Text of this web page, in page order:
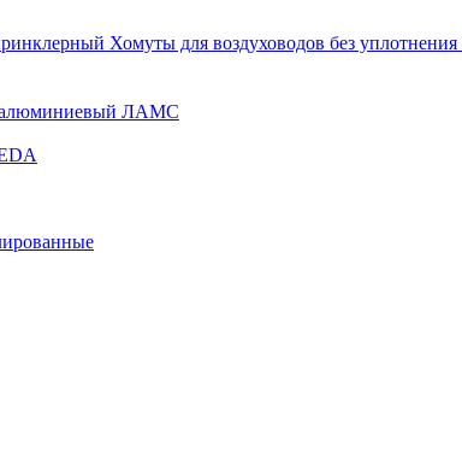
Хомуты для воздуховодов без уплотнения
алюминиевый ЛАМС